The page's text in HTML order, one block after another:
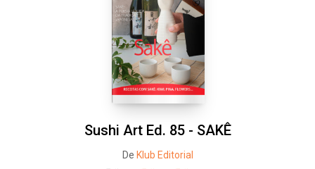
Sushi Art Ed. 85 - SAKÊ
De Klub Editorial